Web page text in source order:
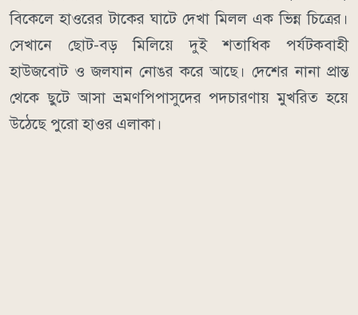
বিকেলে হাওরের টাকের ঘাটে দেখা মিলল এক ভিন্ন চিত্রের।
সেখানে ছোট-বড় মিলিয়ে দুই শতাধিক পর্যটকবাহী
হাউজবোট ও জলযান নোঙর করে আছে। দেশের নানা প্রান্ত
থেকে ছুটে আসা ভ্রমণপিপাসুদের পদচারণায় মুখরিত হয়ে
উঠেছে পুরো হাওর এলাকা।